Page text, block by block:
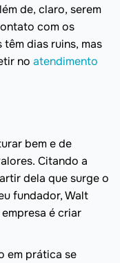
de, claro, serem
com os
dias ruins, mas
no atendimento
bem e de
Citando a
dela que surge o
fundador, Walt
é criar
em prática se